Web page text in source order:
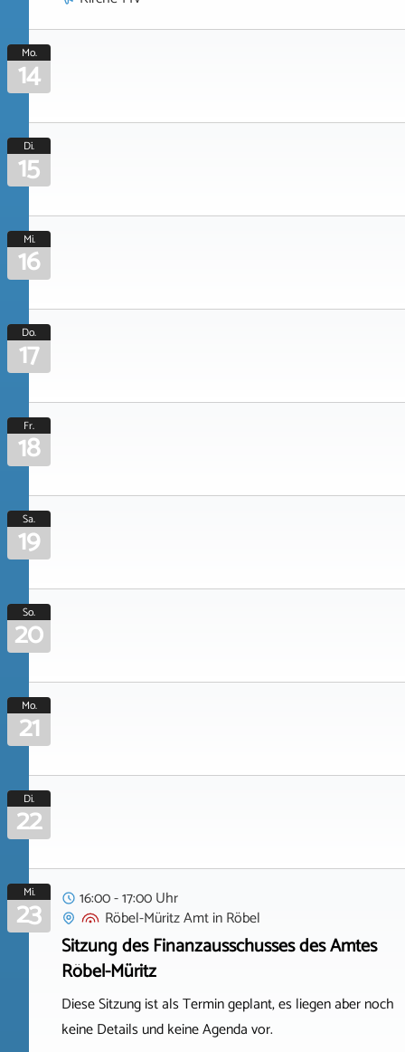
Mo.
14
Di.
15
Mi.
16
Do.
17
Fr.
18
Sa.
19
So.
20
Mo.
21
Di.
22
Mi.
23
16:00 - 17:00 Uhr
Röbel-Müritz AmtinRöbel
Sitzung des Finanzausschusses des Amtes
Röbel-Müritz
Diese Sitzung ist als Termin geplant, es liegen aber noch
keine Details und keine Agenda vor.